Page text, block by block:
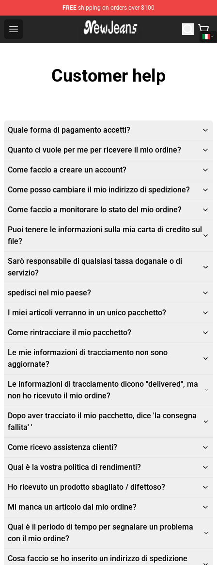
FREE shipping on orders over $100
Open menu
NewJeans Store - Official NewJeans Merchandise Shop
Customer help
Quale forma di pagamento accetti?
Quanto ci vuole per me per ricevere il mio ordine?
Come faccio a creare un account?
Come posso cambiare il mio indirizzo di spedizione?
Come faccio a monitorare lo stato del mio ordine?
Puoi tenere le informazioni sulla mia carta di credito sul
file?
Sarò responsabile di qualsiasi tassa doganale o di
servizio?
spedisci nel mio paese?
I miei articoli verranno in un unico pacchetto?
Come rintracciare il mio pacchetto?
Le mie informazioni di tracciamento non sono
aggiornate?
Le informazioni di tracciamento dicono "delivered", ma
non ho ricevuto il mio ordine?
Dopo aver tracciato il mio pacchetto, dice 'la consegna
fallita' '
Come ricevo assistenza clienti?
Qual è la vostra politica di rendimenti?
Ho ricevuto un prodotto sbagliato / difettoso?
Mi manca un articolo dal mio ordine?
Qual è il periodo di tempo per segnalare un problema
con il mio ordine?
Cosa faccio se ho inserito un indirizzo di spedizione